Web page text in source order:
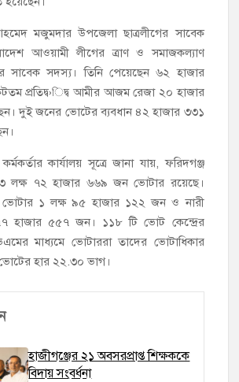
মজুমদার উপজেলা ছাত্রলীগের সাবেক
আওয়ামী লীগের ত্রাণ ও সমাজকল্যাণ
সাবেক সদস্য। তিনি পেয়েছেন ৬২ হাজার
প্রতিদ্ব›িদ্ব আমীর আজম রেজা ২০ হাজার
দুই জনের ভোটের ব্যবধান ৪২ হাজার ৩৩১
কার্যালয় সূত্রে জানা যায়, ফরিদগঞ্জ
লক্ষ ৭২ হাজার ৬৬৯ জন ভোটার রয়েছে।
১ লক্ষ ৯৫ হাজার ১২২ জন ও নারী
হাজার ৫৫৭ জন। ১১৮ টি ভোট কেন্দ্রের
মাধ্যমে ভোটাররা তাদের ভোটাধিকার
হার ২২.৩০ ভাগ।
হাজীগঞ্জের ২১ অবসরপ্রাপ্ত শিক্ষককে
বিদায় সংবর্ধনা